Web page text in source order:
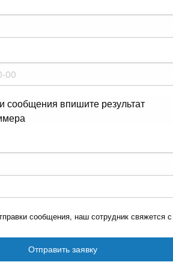
сообщения впишите результат
сообщения, наш сотрудник свяжется с